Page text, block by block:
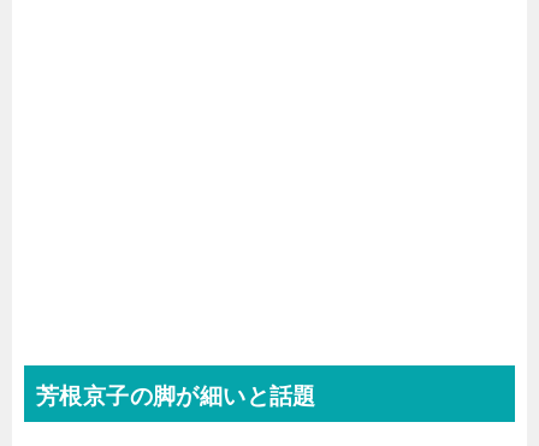
芳根京子の脚が細いと話題